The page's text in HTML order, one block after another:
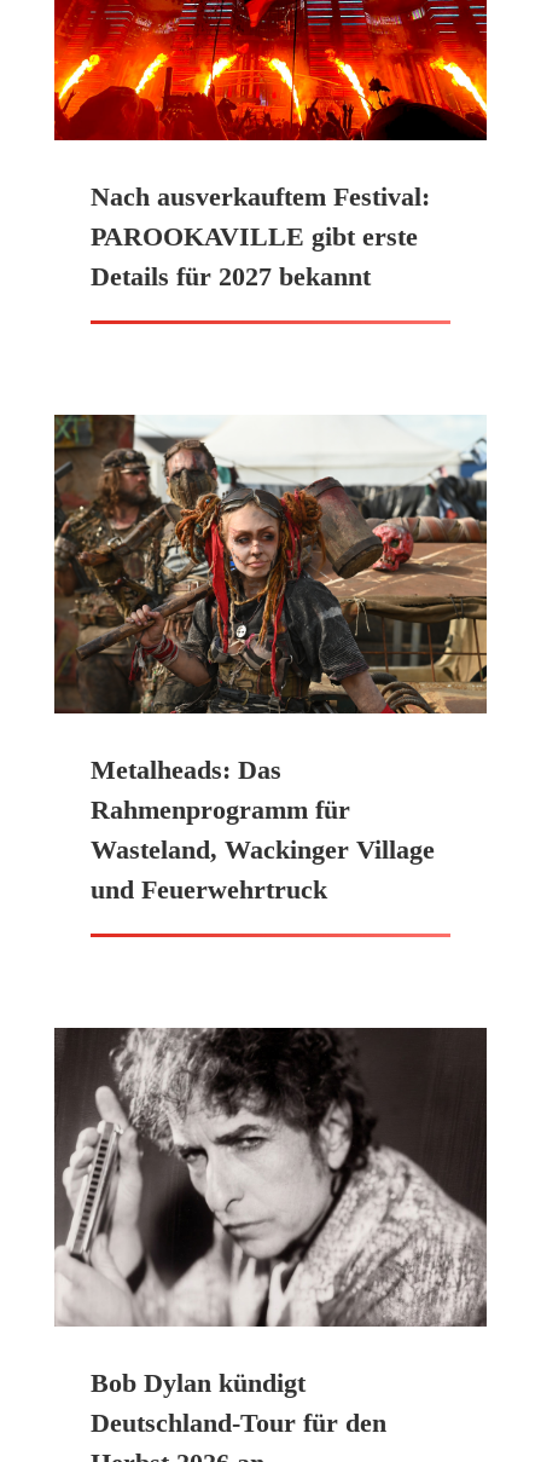
Nach ausverkauftem Festival:
PAROOKAVILLE gibt erste
Details für 2027 bekannt
Metalheads: Das
Rahmenprogramm für
Wasteland, Wackinger Village
und Feuerwehrtruck
Bob Dylan kündigt
Deutschland-Tour für den